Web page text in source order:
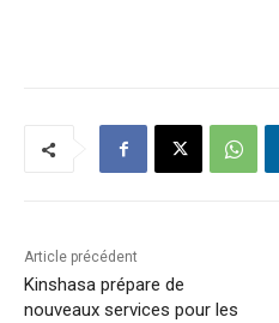
Article précédent
Kinshasa prépare de
nouveaux services pour les